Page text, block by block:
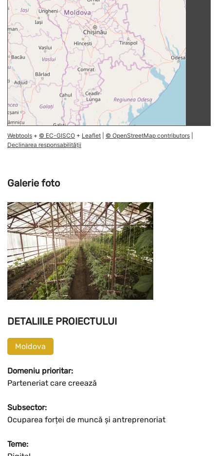
Webtools + © EC-GISCO + Leaflet © OpenStreetMap contributors
Declinarea responsabilității
Galerie foto
DETALIILE PROIECTULUI
Moldova
Domeniu prioritar:
Parteneriat care creează
Subsector:
Ocuparea forței de muncă și antreprenoriat
Teme: